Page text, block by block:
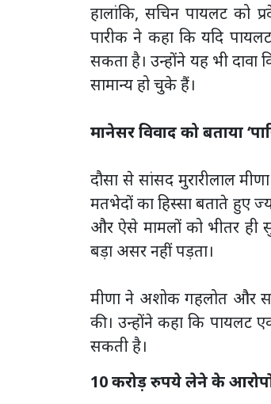
हालांकि, सचिन पायलट को
पारीक ने कहा कि यदि
सकता है। उन्होंने यह भी
सामान्य हो चुके हैं।
मानेसर विवाद को बताया
दौसा से सांसद मुरारीलाल
मतभेदों का हिस्सा बताते हुए
और ऐसे मामलों को भीतर ही
बड़ा असर नहीं पड़ता।
मीणा ने अशोक गहलोत और
की। उन्होंने कहा कि पायलट
सकती है।
10 करोड़ रुपये लेने के